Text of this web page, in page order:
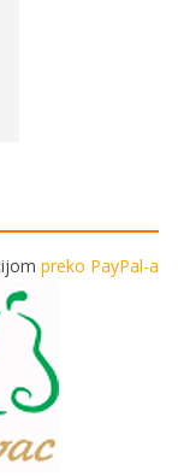
preko PayPal-a